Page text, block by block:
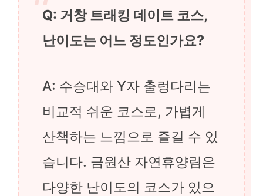
Q: 거창 트래킹 데이트 코스,
난이도는 어느 정도인가요?
A: 수승대와 Y자 출렁다리는
비교적 쉬운 코스로, 가볍게
산책하는 느낌으로 즐길 수 있
습니다. 금원산 자연휴양림은
다양한 난이도의 코스가 있으